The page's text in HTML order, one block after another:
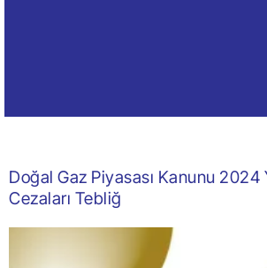
Doğal Gaz Piyasası Kanunu 2024
Cezaları Tebliğ